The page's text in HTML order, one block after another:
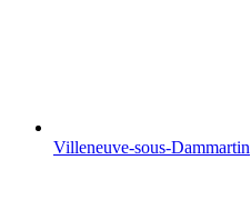
Villeneuve-sous-Dammartin